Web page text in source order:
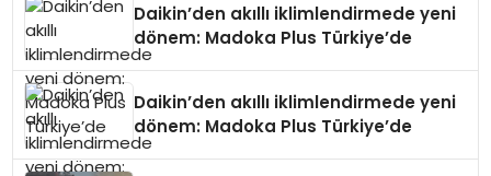
Daikin’den akıllı iklimlendirmede yeni
dönem: Madoka Plus Türkiye’de
Daikin’den akıllı iklimlendirmede yeni
dönem: Madoka Plus Türkiye’de